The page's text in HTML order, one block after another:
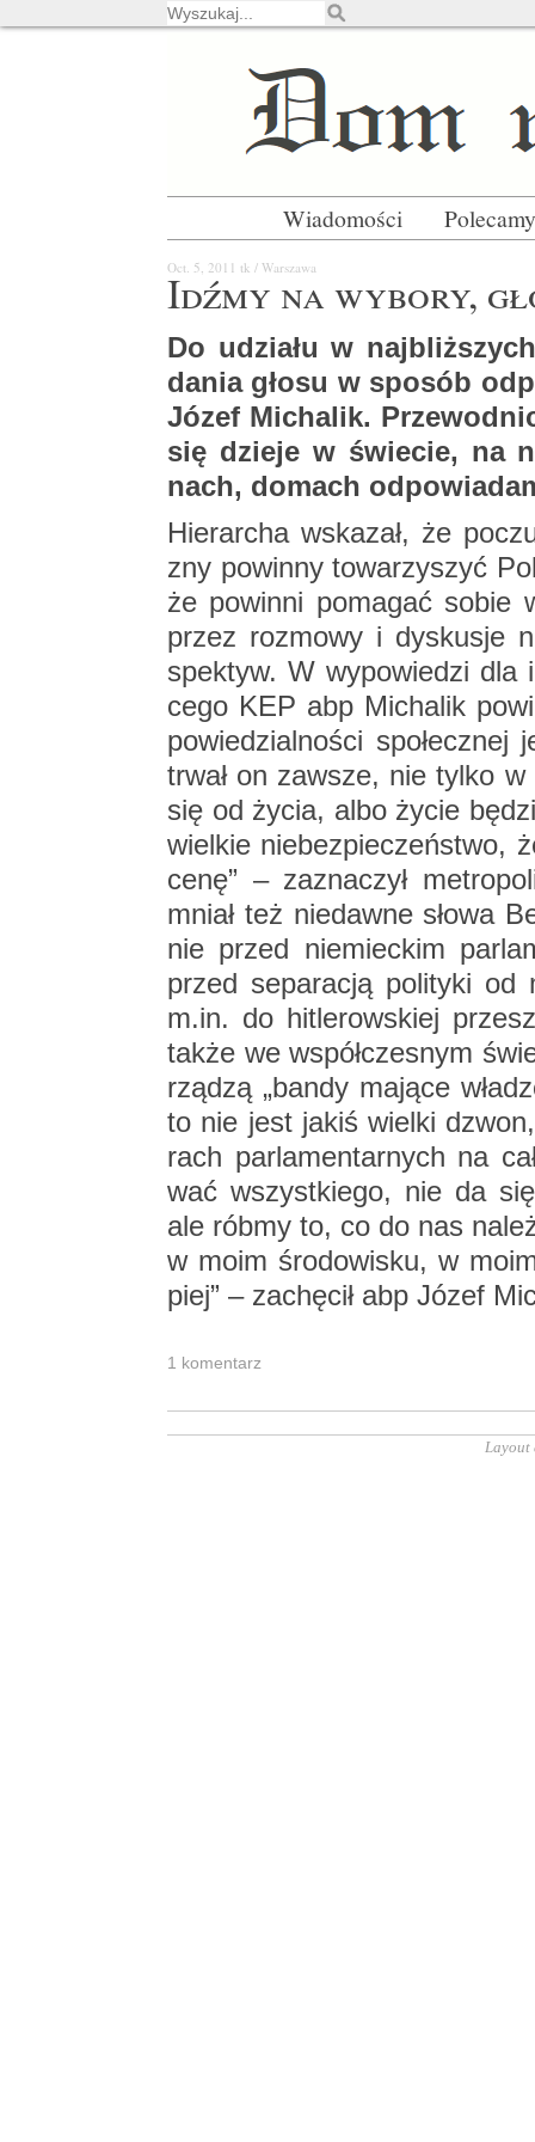
Wiadomości Polecamy
Oct. 5, 2011 tk / War­sza­wa
Idźmy na wy­bo­ry,
Do udzia­łu w
da­nia głosu w spo­sób
Józef Mi­cha­lik.
się dzie­je w świe­cie, na
nach, do­mach
Hie­rar­cha wska­zał, że
zny po­win­ny to­wa­rzy­szyć
że po­win­ni po­ma­gać sobie
przez roz­mo­wy i dys­ku­sje
spek­tyw. W wy­po­wie­dzi dla
ce­go KEP abp Mi­cha­lik
po­wie­dzial­no­ści spo­łecz­nej
trwał on za­wsze, nie tylko
się od życia, albo życie
wiel­kie nie­bez­pie­czeń­stwo,
cenę” – za­zna­czył
mniał też nie­daw­ne słowa
nie przed nie­miec­kim
przed se­pa­ra­cją po­li­ty­ki od
m.​in. do hi­tle­row­skiej
także we współ­cze­snym
rzą­dzą „bandy ma­ją­ce
to nie jest jakiś wiel­ki
rach par­la­men­tar­nych na
wać wszyst­kie­go, nie da
ale róbmy to, co do nas
w moim śro­do­wi­sku, w
piej” – za­chę­cił abp Józef
1 ko­men­tarz
Layout